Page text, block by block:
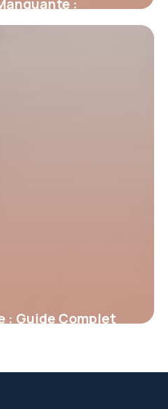
:
2026
: Guide Complet